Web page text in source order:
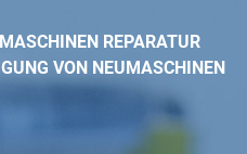
REPARATUR
VON NEUMASCHINEN